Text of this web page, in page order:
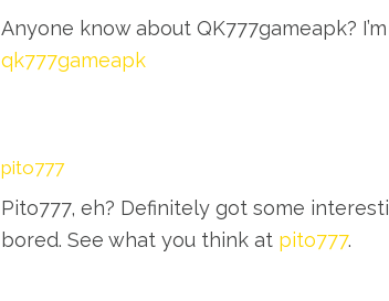
Anyone know about QK777gameapk?
qk777gameapk
pito777
Pito777, eh? Definitely got some
bored. See what you think at pito777.